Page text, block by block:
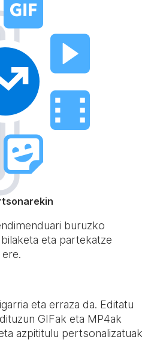
buruzko
eta partekatze
eta erraza da. Editatu
GIFak eta MP4ak
azpititulu pertsonalizatuak